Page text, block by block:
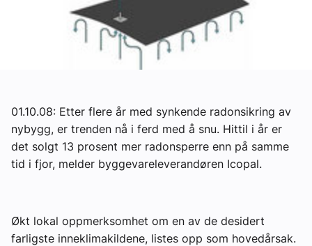
Abonner på fagbladet Byggfakta Nyheter
Annonsere i VVS Aktuelt
eBlad
01.10.08: Etter flere år med synkende radonsikring av
nybygg, er trenden nå i ferd med å snu. Hittil i år er
det solgt 13 prosent mer radonsperre enn på samme
tid i fjor, melder byggevareleverandøren Icopal.
Økt lokal oppmerksomhet om en av de desidert
farligste inneklimakildene, listes opp som hovedårsak.